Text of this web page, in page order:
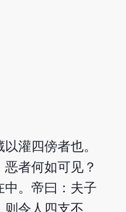
灌四傍者也。
者何如可见？
。帝曰：夫子
令人四支不